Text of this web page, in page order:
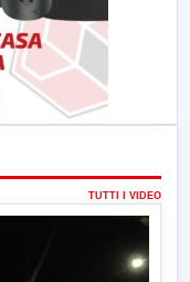
TUTTI I VIDEO